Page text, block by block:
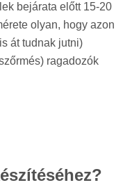
bejárata előtt 15-20
olyan, hogy azon
át tudnak jutni)
ragadozók